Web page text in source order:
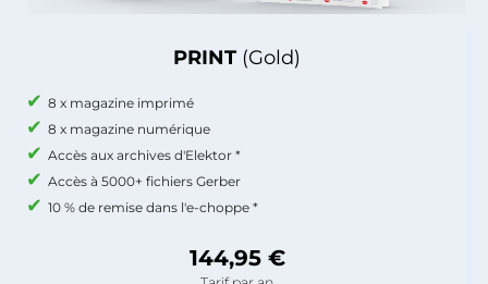
PRINT (Gold)
8 x magazine imprimé
8 x magazine numérique
Accès aux archives d'Elektor *
Accès à 5000+ fichiers Gerber
10 % de remise dans l'e-choppe *
144,95 €